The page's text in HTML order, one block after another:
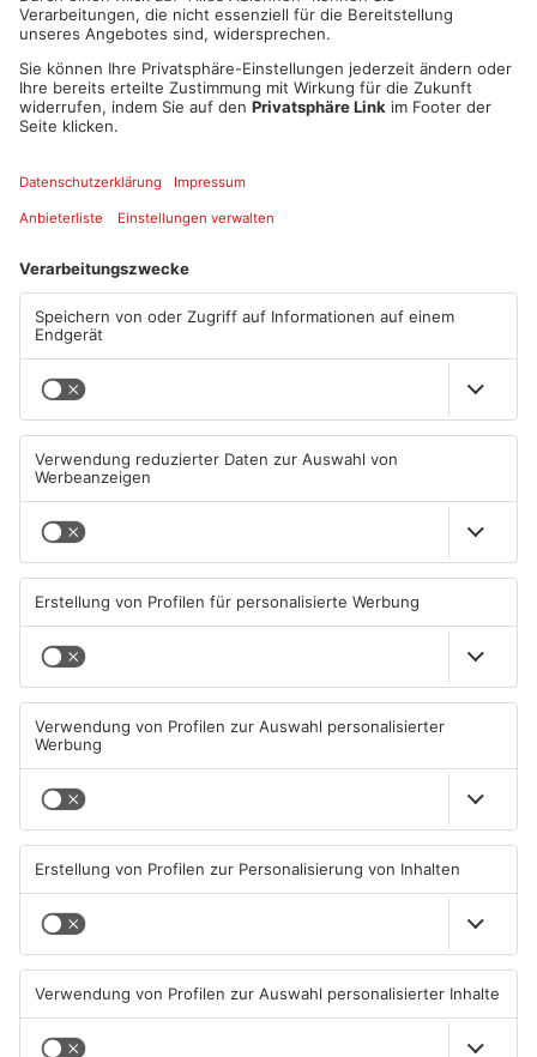
ANZEIGE
Aschaffenburg
Zwei Fußgänger in
Aschaffenburg von
Mercedes erfasst
07.08.2026, 07:52 UHR IN
ASCHAFFENBURG
TOPNEWS
Aschaffenburger Innenstadt
beendet
05.08.2026, 06:40 UHR IN
Feuerwerk löst wohl Brand in
Aschaffenburg-Schweinheim
aus
ASCHAFFENBURG
schweren E-Scooter-Raub
beginnt
04.08.2026, 06:36 UHR IN